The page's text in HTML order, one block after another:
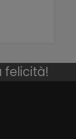
felicità!